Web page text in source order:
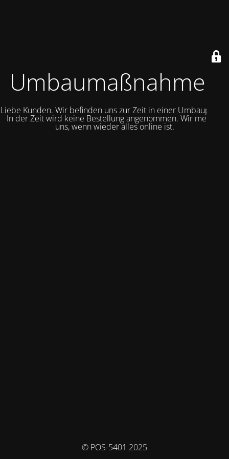
Umbaumaßnahmen
Liebe Kunden. Wir befinden uns zur Zeit in einer Umbauphase.
In der Zeit wird keine Bestellung angenommen. Wir melden
uns, wenn wieder alles online ist.
© POS-5401 2025